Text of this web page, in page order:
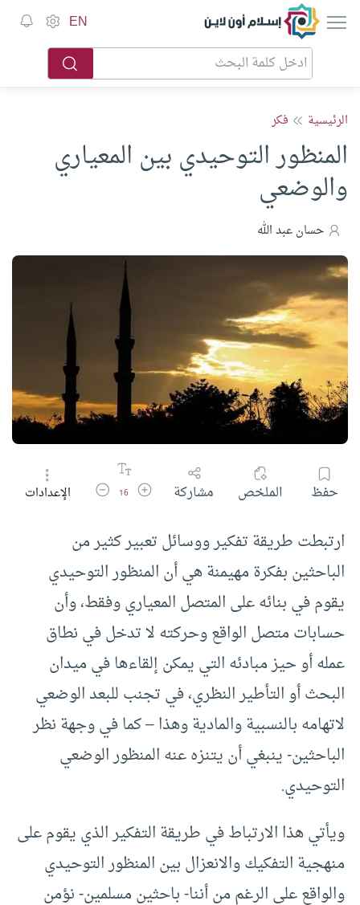
إسلام أون لاين EN
الرئيسية فكر
المنظور التوحيدي بين المعياري
والوضعي
حسان عبد الله
حفظ الملخص مشاركة زيادة حجم الخط
16 تقليل حجم الخط
الإعدادات
ارتبطت طريقة تفكير ووسائل تعبير كثير من
الباحثين بفكرة مهيمنة هي أن المنظور التوحيدي
يقوم في بنائه على المتصل المعياري وفقط، وأن
حسابات متصل الواقع وحركته لا تدخل في نطاق
عمله أو حيز مبادئه التي يمكن إلقاءها في ميدان
البحث أو التأطير النظري، في تجنب للبعد الوضعي
لاتهامه بالنسبية والمادية وهذا – كما في وجهة نظر
الباحثين- ينبغي أن يتنزه عنه المنظور الوضعي
التوحيدي.
ويأتي هذا الارتباط في طريقة التفكير الذي يقوم على
منهجية التفكيك والانعزال بين المنظور التوحيدي
والواقع على الرغم من أننا- باحثين مسلمين- نؤمن